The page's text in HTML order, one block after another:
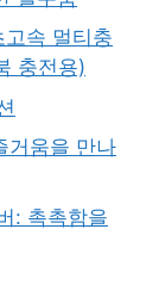
속 멀티충
충전용)
거움을 만나
: 촉촉함을